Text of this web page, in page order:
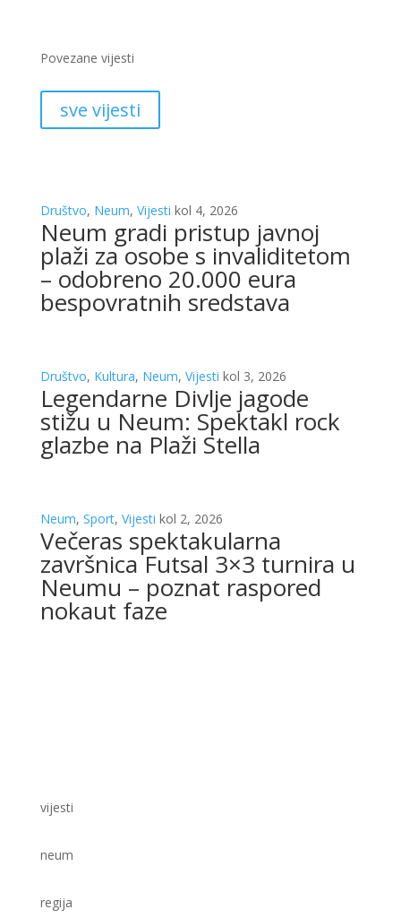
Povezane vijesti
sve vijesti
Društvo, Neum, Vijesti kol 4, 2026
Neum gradi pristup javnoj
plaži za osobe s invaliditetom
– odobreno 20.000 eura
bespovratnih sredstava
Društvo, Kultura, Neum, Vijesti kol 3, 2026
Legendarne Divlje jagode
stižu u Neum: Spektakl rock
glazbe na Plaži Stella
Neum, Sport, Vijesti kol 2, 2026
Večeras spektakularna
završnica Futsal 3×3 turnira u
Neumu – poznat raspored
nokaut faze
vijesti
neum
regija